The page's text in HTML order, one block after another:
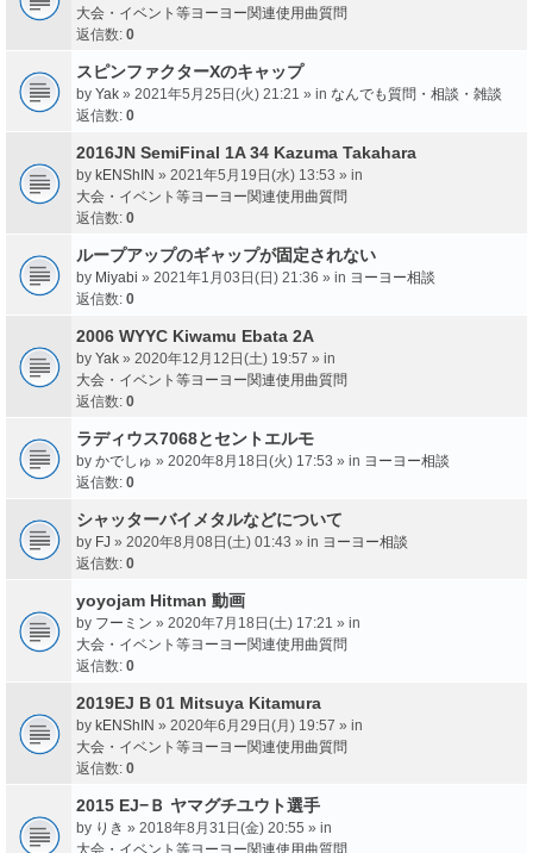
大会・イベント等ヨーヨー関連使用曲質問
返信数: 0
スピンファクターXのキャップ
by Yak » 2021年5月25日(火) 21:21 » in なんでも質問・相談・雑談
返信数: 0
2016JN SemiFinal 1A 34 Kazuma Takahara
by kENShIN » 2021年5月19日(水) 13:53 » in
大会・イベント等ヨーヨー関連使用曲質問
返信数: 0
ループアップのギャップが固定されない
by Miyabi » 2021年1月03日(日) 21:36 » in ヨーヨー相談
返信数: 0
2006 WYYC Kiwamu Ebata 2A
by Yak » 2020年12月12日(土) 19:57 » in
大会・イベント等ヨーヨー関連使用曲質問
返信数: 0
ラディウス7068とセントエルモ
by かでしゅ » 2020年8月18日(火) 17:53 » in ヨーヨー相談
返信数: 0
シャッターバイメタルなどについて
by FJ » 2020年8月08日(土) 01:43 » in ヨーヨー相談
返信数: 0
yoyojam Hitman 動画
by フーミン » 2020年7月18日(土) 17:21 » in
大会・イベント等ヨーヨー関連使用曲質問
返信数: 0
2019EJ B 01 Mitsuya Kitamura
by kENShIN » 2020年6月29日(月) 19:57 » in
大会・イベント等ヨーヨー関連使用曲質問
返信数: 0
2015 EJ−Ｂ ヤマグチユウト選手
by りき » 2018年8月31日(金) 20:55 » in
大会・イベント等ヨーヨー関連使用曲質問